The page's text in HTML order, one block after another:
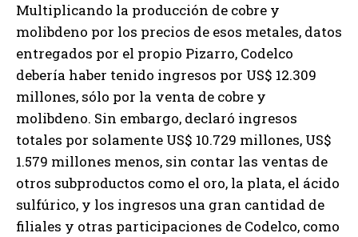
Multiplicando la producción de cobre y
molibdeno por los precios de esos metales, datos
entregados por el propio Pizarro, Codelco
debería haber tenido ingresos por US$ 12.309
millones, sólo por la venta de cobre y
molibdeno. Sin embargo, declaró ingresos
totales por solamente US$ 10.729 millones, US$
1.579 millones menos, sin contar las ventas de
otros subproductos como el oro, la plata, el ácido
sulfúrico, y los ingresos una gran cantidad de
filiales y otras participaciones de Codelco, como